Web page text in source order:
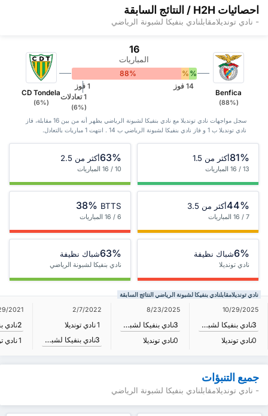
احصائيات H2H / النتائج السابقة
- نادي تونديلامقابلنادي بنفيكا لشبونة الرياضي
CD Tondela
(6%)
16
المباريات
6%
6%
88%
1 فوز
1 تعادلات
(6%)
14 فوز
Benfica
(88%)
سجل مواجهات نادي تونديلا مع نادي بنفيكا لشبونة الرياضي يظهر أنه من بين 16 ‏مقابلة، فاز
نادي تونديلا ب 1 و فاز نادي بنفيكا لشبونة الرياضي ب 14 . انتهت 1 مباريات بالتعادل.
81%أكثر من 1.5
13 / 16 المباريات
63%أكثر من 2.5
10 / 16 المباريات
44%أكثر من 3.5
7 / 16 المباريات
38% BTTS
6 / 16 المباريات
6%شباك نظيفة
نادي تونديلا
63%شباك نظيفة
نادي بنفيكا لشبونة الرياضي
نادي تونديلامقابلنادي بنفيكا لشبونة الرياضي النتائج السابقة
10/29/2025
نادي بنفيكا لشبونة الرياضي
3
نادي تونديلا0
8/23/2025
نادي بنفيكا لشبونة الرياضي
3
نادي تونديلا0
2/7/2022
نادي تونديلا1
نادي بنفيكا لشبونة الرياضي
3
2021
2
نادي1
جميع التنبؤات
- نادي تونديلامقابلنادي بنفيكا لشبونة الرياضي